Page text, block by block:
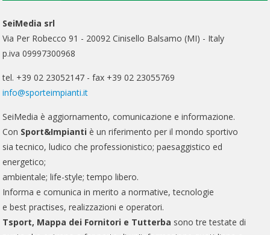
SeiMedia srl
Via Per Robecco 91 - 20092 Cinisello Balsamo (MI) - Italy
p.iva 09997300968
tel. +39 02 23052147 - fax +39 02 23055769
info@sporteimpianti.it
SeiMedia è aggiornamento, comunicazione e informazione.
Con Sport&Impianti è un riferimento per il mondo sportivo
sia tecnico, ludico che professionistico; paesaggistico ed
energetico;
ambientale; life-style; tempo libero.
Informa e comunica in merito a normative, tecnologie
e best practises, realizzazioni e operatori.
Tsport, Mappa dei Fornitori e Tutterba sono tre testate di